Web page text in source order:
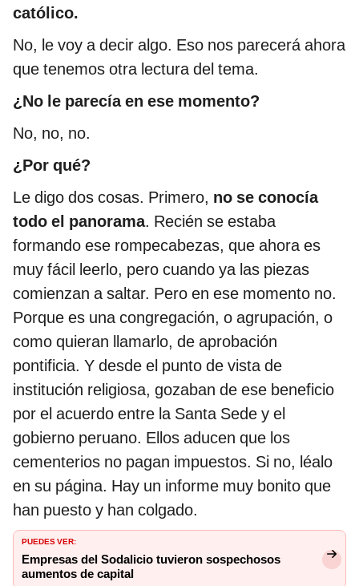
católico.
No, le voy a decir algo. Eso nos parecerá ahora
que tenemos otra lectura del tema.
¿No le parecía en ese momento?
No, no, no.
¿Por qué?
Le digo dos cosas. Primero, no se conocía
todo el panorama. Recién se estaba
formando ese rompecabezas, que ahora es
muy fácil leerlo, pero cuando ya las piezas
comienzan a saltar. Pero en ese momento no.
Porque es una congregación, o agrupación, o
como quieran llamarlo, de aprobación
pontificia. Y desde el punto de vista de
institución religiosa, gozaban de ese beneficio
por el acuerdo entre la Santa Sede y el
gobierno peruano. Ellos aducen que los
cementerios no pagan impuestos. Si no, léalo
en su página. Hay un informe muy bonito que
han puesto y han colgado.
PUEDES VER:
Empresas del Sodalicio tuvieron sospechosos
aumentos de capital